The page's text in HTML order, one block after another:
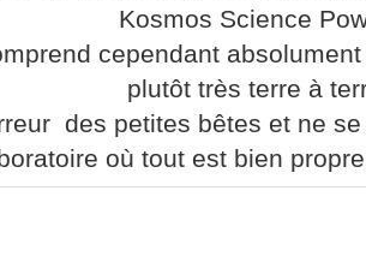
Kosmos Science
cependant
plutôt très terre à
des petites bêtes et ne
où tout est bien